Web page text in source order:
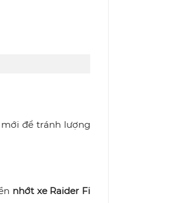
để tránh lượng
nhớt xe Raider Fi